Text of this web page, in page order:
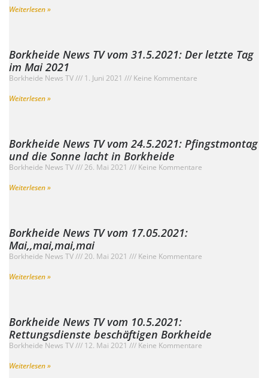
Weiterlesen »
Borkheide News TV vom 31.5.2021: Der letzte Tag
im Mai 2021
Borkheide News TV 1. Juni 2021
Keine Kommentare
Weiterlesen »
Borkheide News TV vom 24.5.2021: Pfingstmontag
und die Sonne lacht in Borkheide
Borkheide News TV 26. Mai 2021
Keine Kommentare
Weiterlesen »
Borkheide News TV vom 17.05.2021:
Mai,,mai,mai,mai
Borkheide News TV 20. Mai 2021
Keine Kommentare
Weiterlesen »
Borkheide News TV vom 10.5.2021:
Rettungsdienste beschäftigen Borkheide
Borkheide News TV 12. Mai 2021
Keine Kommentare
Weiterlesen »